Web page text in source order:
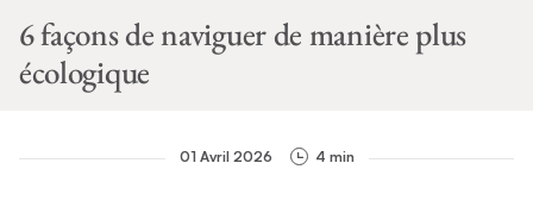
6 façons de naviguer de manière plus
écologique
01 Avril 2026 4 min